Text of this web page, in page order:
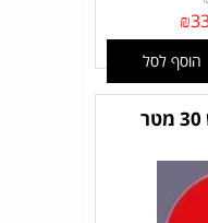
₪
הוסף לסל